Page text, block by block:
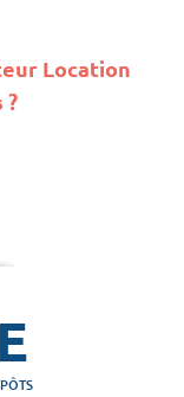
Location
?